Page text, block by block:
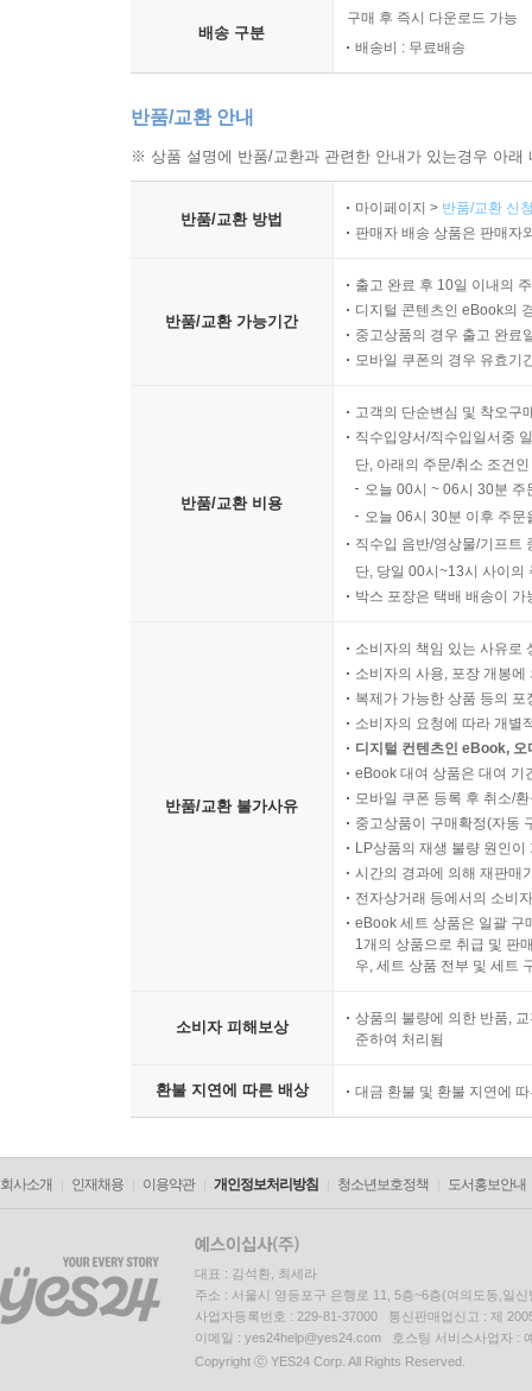
배송 구분
구매 후 즉시 다운로드 가능
배송비 : 무료배송
반품/교환 안내
※ 상품 설명에 반품/교환과 관련한 안내가 있는경우 아
반품/교환 방법
마이페이지 > 반품/교환 신
판매자 배송 상품은 판매자
반품/교환 가능기간
출고 완료 후 10일 이내의
디지털 콘텐츠인 eBook의
중고상품의 경우 출고 완료
모바일 쿠폰의 경우 유효기
반품/교환 비용
고객의 단순변심 및 착오구
직수입양서/직수입일서중
단, 아래의 주문/취소 조건
오늘 00시 ~ 06시 30분
오늘 06시 30분 이후 주
직수입 음반/영상물/기프트
단, 당일 00시~13시 사이의
박스 포장은 택배 배송이
반품/교환 불가사유
소비자의 책임 있는 사유로
소비자의 사용, 포장 개봉
복제가 가능한 상품 등의
소비자의 요청에 따라 개별
디지털 컨텐츠인 eBook,
eBook 대여 상품은 대여 기
모바일 쿠폰 등록 후 취소/
중고상품이 구매확정(자동
LP상품의 재생 불량 원인
시간의 경과에 의해 재판매
전자상거래 등에서의 소비
eBook 세트 상품은 일괄 구
1개의 상품으로 취급 및 판
우, 세트 상품 전부 및 세트
소비자 피해보상
상품의 불량에 의한 반품,
준하여 처리됨
환불 지연에 따른 배상 대금 환불 및 환불 지연에
회사소개 인재채용 이용약관 개인정보처리방침 청소년보호정책 도서홍보안내
대표 : 김석환, 최세라
주소 : 서울시 영등포구 은행로 11, 5층~6층(여의도동,일신
사업자등록번호 : 229-81-37000 통신판매업신고 : 제
이메일 : yes24help@yes24.com 호스팅 서비스사업자 :
Copyright ⓒ YES24 Corp. All Rights Reserved.